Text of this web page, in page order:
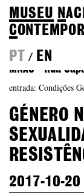
MUSEU N
C
PT
/ EN
MNAC - Rua
entrada: Condições
GÉNERO
2017-10-20